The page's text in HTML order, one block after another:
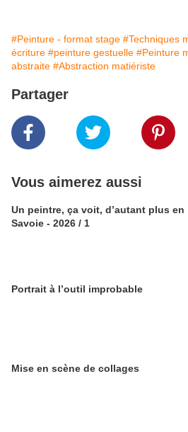
#Peinture - format stage #Techniques
écriture #peinture gestuelle #Peinture
abstraite #Abstraction matiériste
Partager
Vous aimerez aussi
Un peintre, ça voit, d’autant plus en
Savoie - 2026 / 1
Portrait à l’outil improbable
Mise en scène de collages